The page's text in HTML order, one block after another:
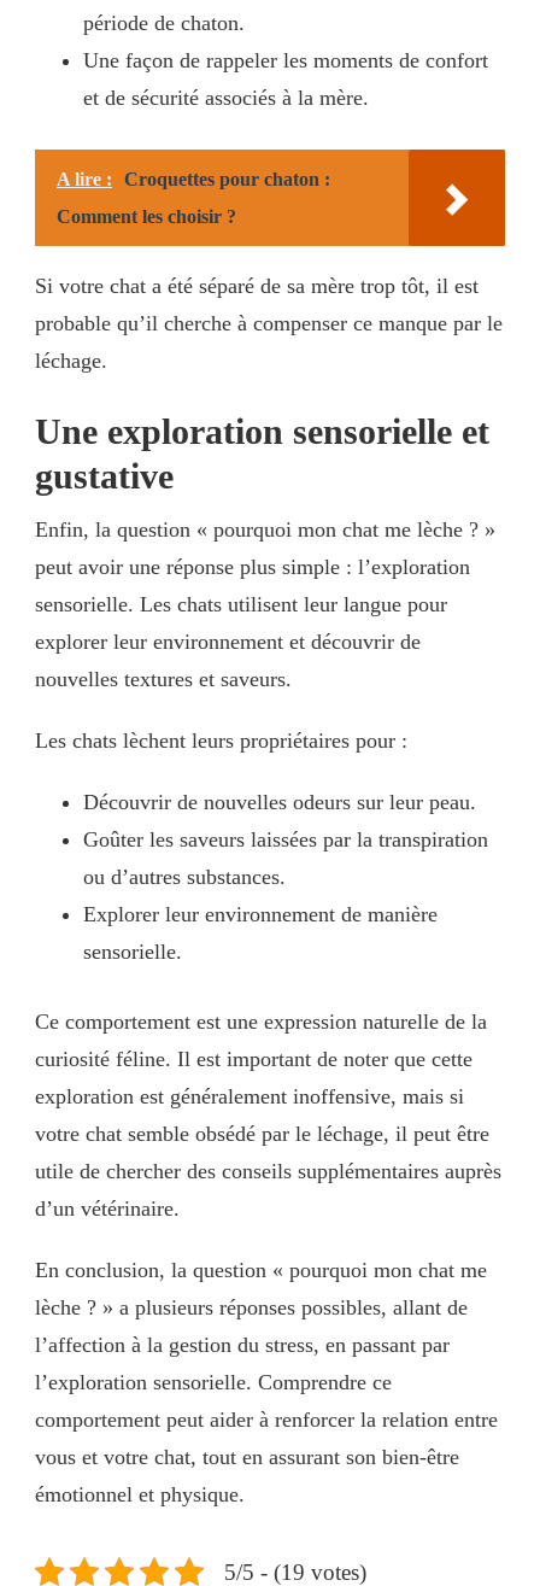
période de chaton.
Une façon de rappeler les moments de confort
et de sécurité associés à la mère.
A lire :
Croquettes pour chaton :
Comment les choisir ?
Si votre chat a été séparé de sa mère trop tôt, il est
probable qu’il cherche à compenser ce manque par le
léchage.
Une exploration sensorielle et
gustative
Enfin, la question « pourquoi mon chat me lèche ? »
peut avoir une réponse plus simple : l’exploration
sensorielle. Les chats utilisent leur langue pour
explorer leur environnement et découvrir de
nouvelles textures et saveurs.
Les chats lèchent leurs propriétaires pour :
Découvrir de nouvelles odeurs sur leur peau.
Goûter les saveurs laissées par la transpiration
ou d’autres substances.
Explorer leur environnement de manière
sensorielle.
Ce comportement est une expression naturelle de la
curiosité féline. Il est important de noter que cette
exploration est généralement inoffensive, mais si
votre chat semble obsédé par le léchage, il peut être
utile de chercher des conseils supplémentaires auprès
d’un vétérinaire.
En conclusion, la question « pourquoi mon chat me
lèche ? » a plusieurs réponses possibles, allant de
l’affection à la gestion du stress, en passant par
l’exploration sensorielle. Comprendre ce
comportement peut aider à renforcer la relation entre
vous et votre chat, tout en assurant son bien-être
émotionnel et physique.
5/5 - (19 votes)